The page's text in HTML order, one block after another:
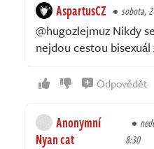
AspartusCZ sobota,
@hugozlejmuz Nikdy
nejdou cestou
Odpovědět
Anonymní
Nyan cat
8:30